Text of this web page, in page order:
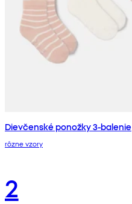
Dievčenské ponožky 3-balenie
rôzne vzory
2